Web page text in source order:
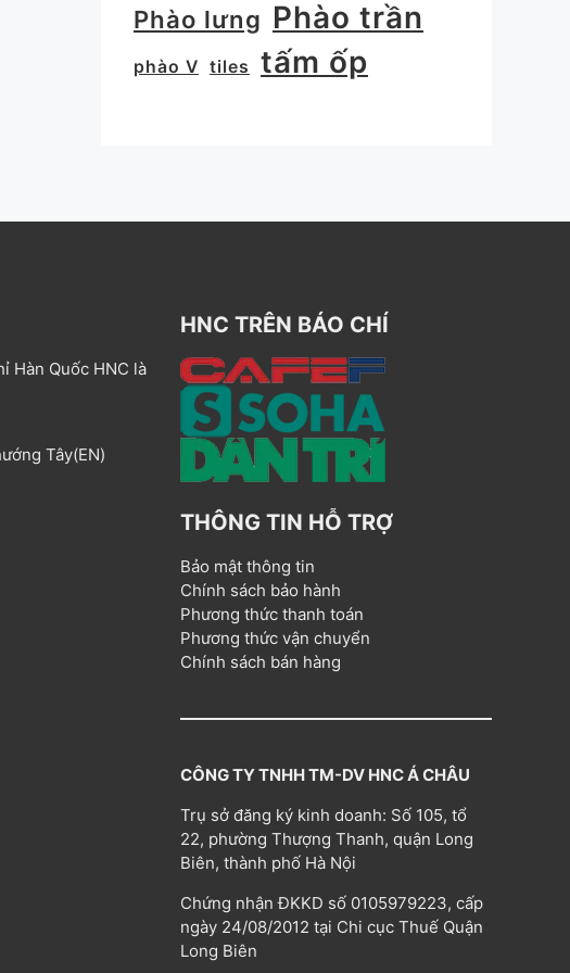
Phào lưng Phào trần
phào V tiles tấm ốp
Hàn Quốc HNC là
Tây(EN)
HNC TRÊN BÁO CHÍ
THÔNG TIN HỖ TRỢ
Bảo mật thông tin
Chính sách bảo hành
Phương thức thanh toán
Phương thức vận chuyển
Chính sách bán hàng
CÔNG TY TNHH TM-DV HNC Á CHÂU
Trụ sở đăng ký kinh doanh: Số 105, tổ
22, phường Thượng Thanh, quận Long
Biên, thành phố Hà Nội
Chứng nhận ĐKKD số 0105979223, cấp
ngày 24/08/2012 tại Chi cục Thuế Quận
Long Biên